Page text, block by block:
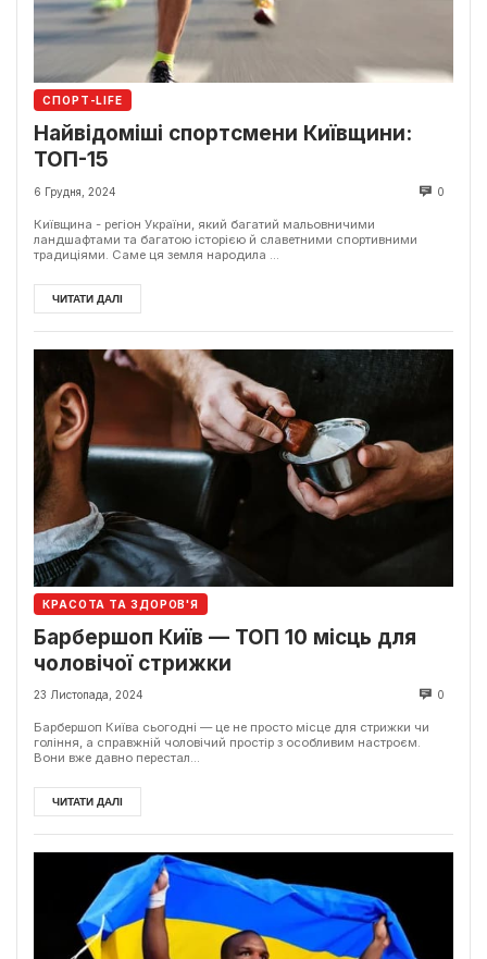
СПОРТ-LIFE
Найвідоміші спортсмени Київщини:
ТОП-15
6 Грудня, 2024 0
Київщина - регіон України, який багатий мальовничими
ландшафтами та багатою історією й славетними спортивними
традиціями. Саме ця земля народила ...
ЧИТАТИ ДАЛІ
КРАСОТА ТА ЗДОРОВ'Я
Барбершоп Київ — ТОП 10 місць для
чоловічої стрижки
23 Листопада, 2024 0
Барбершоп Київа сьогодні — це не просто місце для стрижки чи
гоління, а справжній чоловічий простір з особливим настроєм.
Вони вже давно перестал...
ЧИТАТИ ДАЛІ